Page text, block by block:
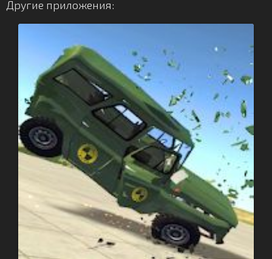
Другие приложения: